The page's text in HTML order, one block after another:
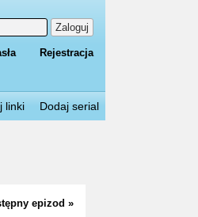
Zaloguj
Rejestracja
linki Dodaj serial
epizod »